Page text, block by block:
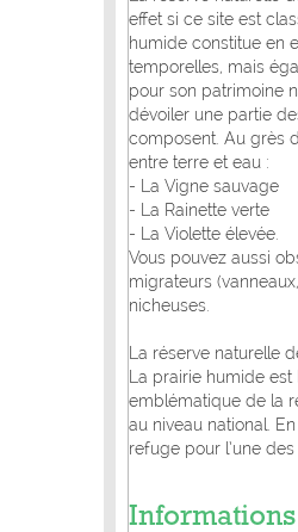
effet si ce site est
humide constitue en
temporelles, mais
pour son patrimoine
dévoiler une partie
composent. Au grès
entre terre et eau :
- La Vigne sauvage
- La Rainette verte
- La Violette élevée.
Vous pouvez aussi
migrateurs
nicheuses.
La réserve naturelle
La prairie humide est
emblématique de la
au niveau national.
refuge pour l’une
Informations